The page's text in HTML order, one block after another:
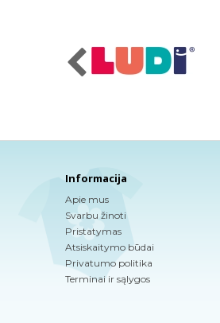
Informacija
Apie mus
Svarbu žinoti
Pristatymas
Atsiskaitymo būdai
Privatumo politika
Terminai ir sąlygos